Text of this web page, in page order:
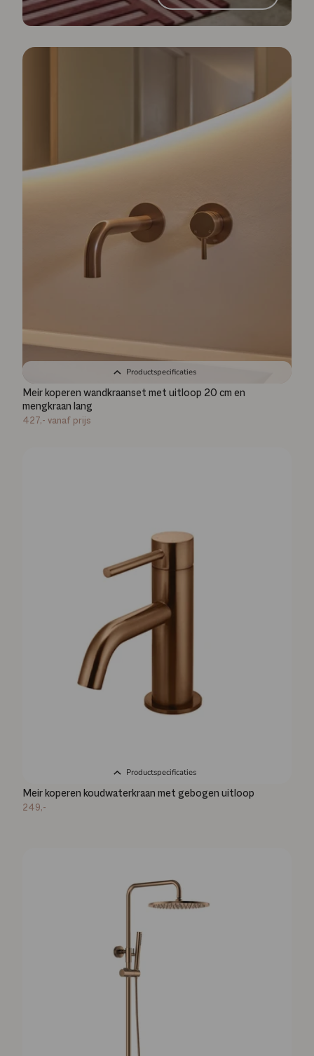
Productspecificaties
Meir koperen wandkraanset met uitloop 20 cm en
mengkraan lang
427,- vanaf prijs
Productspecificaties
Meir koperen koudwaterkraan met gebogen uitloop
249,-